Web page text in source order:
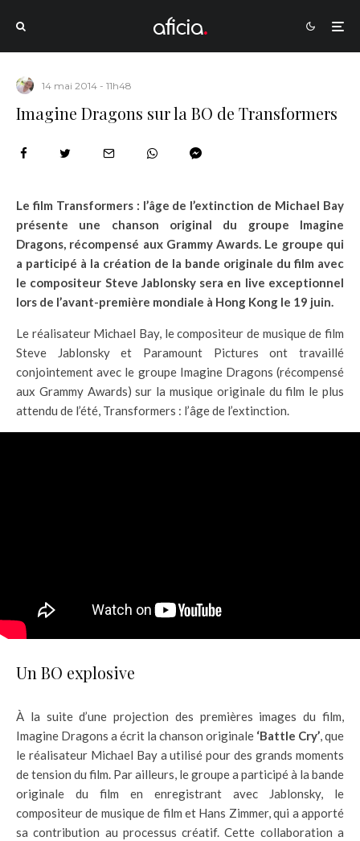
14 mai 2014 - 11h48
Imagine Dragons sur la BO de Transformers
Le film Transformers : l’âge de l’extinction de Michael Bay
présente une chanson original du groupe Imagine
Dragons, récompensé aux Grammy Awards. Le groupe qui
a participé à la création de la bande originale du film avec
le compositeur Steve Jablonsky sera en live exceptionnel
lors de l’avant-première mondiale à Hong Kong le 19 juin.
Le réalisateur Michael Bay, le compositeur de musique de film
Steve Jablonsky et Paramount Pictures ont travaillé
conjointement avec le groupe Imagine Dragons (récompensé
aux Grammy Awards) sur la musique originale du film le plus
attendu de l’été, Transformers : l’âge de l’extinction.
Un BO explosive
À la suite d’une projection des premières images du film,
Imagine Dragons a écrit la chanson originale ‘Battle Cry’, que
le réalisateur Michael Bay a utilisé pour des grands moments
de tension du film. Par ailleurs, le groupe a participé à la bande
originale du film en enregistrant avec Jablonsky, le
compositeur de musique de film et Hans Zimmer, qui a apporté
sa contribution au processus créatif. Cette collaboration a